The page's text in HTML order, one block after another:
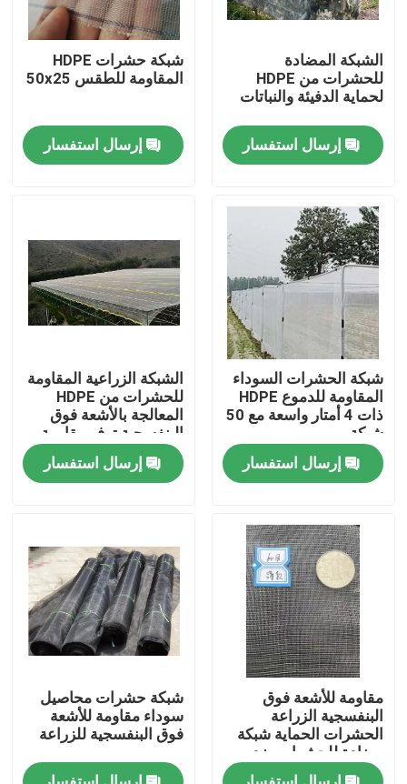
منزل
المنتجات
حول بنا
ضبط الجودة
اتصل بنا
طلب اقتباس
Russian website
الستار المغناطيسي للباب
شاشة النافذة
شبكة ظلال PE
الشبكة المضادة
للحشرات من HDPE
لحماية الدفيئة والنباتات
إرسال استفسار
شبكة حشرات HDPE
المقاومة للطقس 50x25
إرسال استفسار
شبكة الحشرات السوداء
المقاومة للدموع HDPE
ذات 4 أمتار واسعة مع 50
شبكة
إرسال استفسار
الشبكة الزراعية المقاومة
للحشرات من HDPE
المعالجة بالأشعة فوق
البنفسجية توفر مقاومة
للدموع
إرسال استفسار
مقاومة للأشعة فوق
البنفسجية الزراعة
الحشرات الحماية شبكة
مضادة للحشرات ضد
الدموع مع 60 شبكة
شبكة حشرات محاصيل
سوداء مقاومة للأشعة
فوق البنفسجية للزراعة